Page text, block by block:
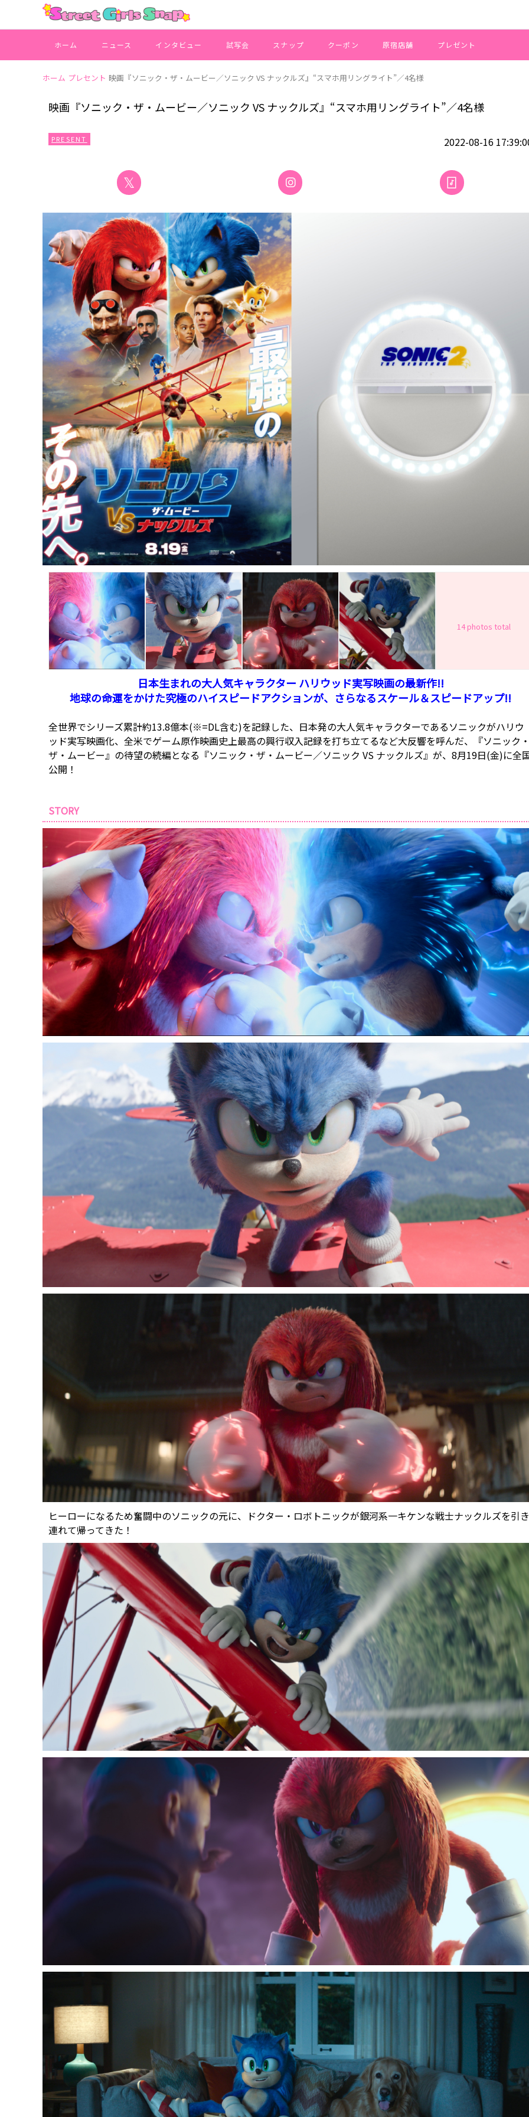
ホーム ニュース インタビュー 試写会 スナップ クーポン 原宿店舗 プレゼント
ホーム プレセント 映画『ソニック・ザ・ムービー／ソニック VS ナックルズ』“スマホ用リングライト”／4名様
映画『ソニック・ザ・ムービー／ソニック VS ナックルズ』“スマホ用リングライト”／4名様
PRESENT 2022-08-16
𝕏
14 photos total
日本生まれの大人気キャラクター ハリウッド実写映画の最新作!!
地球の命運をかけた究極のハイスピードアクションが、さらなるスケール＆スピードアップ!!
全世界でシリーズ累計約13.8億本(※=DL含む)を記録した、日本発の大人気キャラクターであるソニックがハリウ
ッド実写映画化、全米でゲーム原作映画史上最高の興行収入記録を打ち立てるなど大反響を呼んだ、『ソニック
ザ・ムービー』の待望の続編となる『ソニック・ザ・ムービー／ソニック VS ナックルズ』が、8月19日(金)に全
公開！
STORY
ヒーローになるため奮闘中のソニックの元に、ドクター・ロボトニックが銀河系一キケンな戦士ナックルズを引き
連れて帰ってきた！